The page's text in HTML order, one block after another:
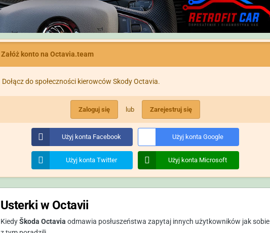
Załóż konto na Octavia.team
Dołącz do społeczności kierowców Skody Octavia.
Zaloguj się lub Zarejestruj się
Użyj konta Facebook Użyj konta Google
Użyj konta Twitter Użyj konta Microsoft
Usterki w Octavii
KiedyŠkoda Octavia odmawia posłuszeństwa zapytaj innych użytkowników jak sobie